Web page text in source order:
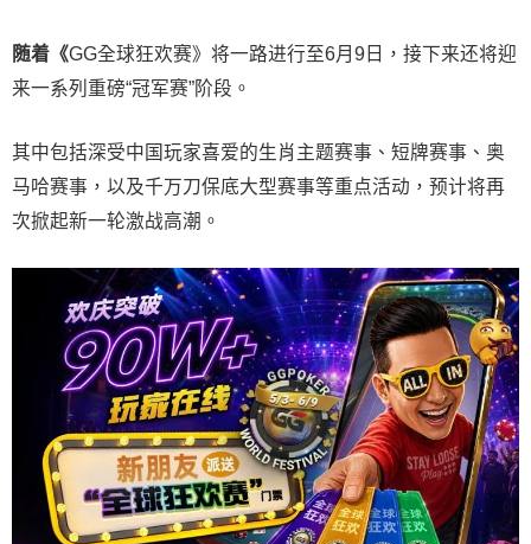
随着《GG全球狂欢赛》将一路进行至6月9日，接下来还将迎
来一系列重磅“冠军赛”阶段。
其中包括深受中国玩家喜爱的生肖主题赛事、短牌赛事、奥
马哈赛事，以及千万刀保底大型赛事等重点活动，预计将再
次掀起新一轮激战高潮。